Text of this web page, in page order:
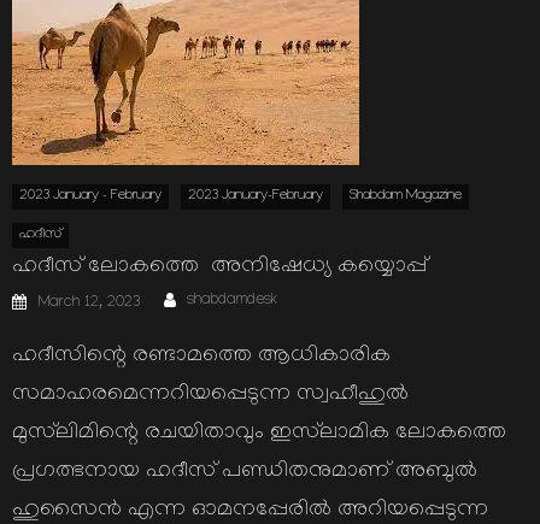
2023 January - February 2023 January-February Shabdam Magazine
ഹദീസ്
ഹദീസ് ലോകത്തെ അനിഷേധ്യ കയ്യൊപ്പ്‌
Posted
on
March 12, 2023 Author
shabdamdesk
ഹദീസിന്റെ രണ്ടാമത്തെ ആധികാരിക
സമാഹരമെന്നറിയപ്പെടുന്ന സ്വഹീഹുല്‍
മുസ്‌ലിമിന്റെ രചയിതാവും ഇസ്‌ലാമിക ലോകത്തെ
പ്രഗത്ഭനായ ഹദീസ് പണ്ഡിതനുമാണ് അബുല്‍
ഹുസൈന്‍ എന്ന ഓമനപ്പേരില്‍ അറിയപ്പെടുന്ന